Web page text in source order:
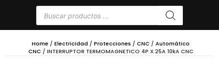
Home / Electricidad / Protecciones / CNC / Automático
CNC / INTERRUPTOR TERMOMAGNETICO 4P X 25A 10kA CNC